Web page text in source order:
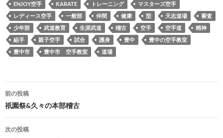
ENJOY空手 KARATE トレーニング
マスターズ空手
レディース空手
一般部 仲間 健康 型 天志道場
審査
少年部
武道教育 生涯武道 稽古 空手 空手道
精神
組手
親子空手 試合 護身 豊中
豊中の空手教室
豊中市
豊中市 空手教室 道場
投
稿
ナ
前の投稿
祇園祭&久々の本部稽古
次の投稿